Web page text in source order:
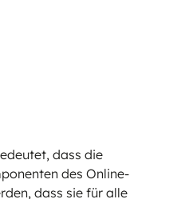
dass die
des Online-
dass sie für alle